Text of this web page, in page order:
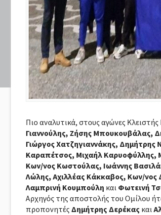
Πιο αναλυτικά, στους αγώνες
Γιαννούλης, Ζήσης Μπουκουβάλας,
Γιώργος Χατζηγιαννάκης,
Καραπέτσος, Μιχαήλ Καρυοφύλλης,
Κων/νος Κωστούλας, Ιωάννης
Λώλης, Αχιλλέας Κάκκαβος, Κων/νος
Λαμπρινή Κουμπούλη και Φωτεινή
Αρχηγός της αποστολής του Ομίλου
προπονητές Δημήτρης Δερέκας και